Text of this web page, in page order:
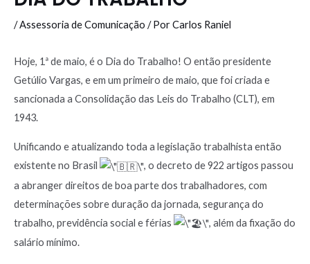
/Assessoria de Comunicação / PorCarlos Raniel
Hoje, 1ª de maio, é o Dia do Trabalho! O então presidente
Getúlio Vargas, e em um primeiro de maio, que foi criada e
sancionada a Consolidação das Leis do Trabalho (CLT), em
1943.
Unificando e atualizando toda a legislação trabalhista então
existente no Brasil
, o decreto de 922 artigos passou
a abranger direitos de boa parte dos trabalhadores, com
determinações sobre duração da jornada, segurança do
trabalho, previdência social e férias
, além da fixação do
salário mínimo.